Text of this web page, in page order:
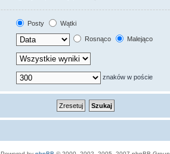
Posty
Wątki
Rosnąco Malejąco
znaków w poście